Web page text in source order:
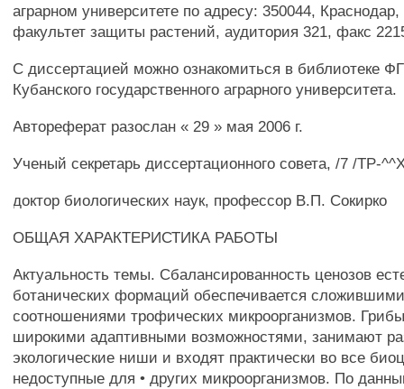
аграрном университете по адресу: 350044,
факультет защиты растений, аудитория 321, факс
С диссертацией можно ознакомиться в библиотеке
Кубанского государственного аграрного университета.
Автореферат разослан « 29 » мая 2006 г.
Ученый секретарь диссертационного совета, /7 /ТР-
доктор биологических наук, профессор В.П. Сокирко
ОБЩАЯ ХАРАКТЕРИСТИКА РАБОТЫ
Актуальность темы. Сбалансированность ценозов
ботанических формаций обеспечивается
соотношениями трофических микроорганизмов.
широкими адаптивными возможностями, занимают
экологические ниши и входят практически во все
недоступные для • других микроорганизмов. По